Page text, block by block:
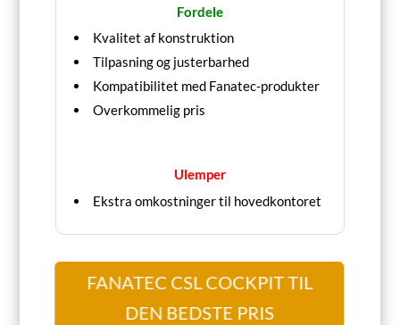
Fordele
Kvalitet af konstruktion
Tilpasning og justerbarhed
Kompatibilitet med Fanatec-produkter
Overkommelig pris
Ulemper
Ekstra omkostninger til hovedkontoret
FANATEC CSL COCKPIT TIL
DEN BEDSTE PRIS